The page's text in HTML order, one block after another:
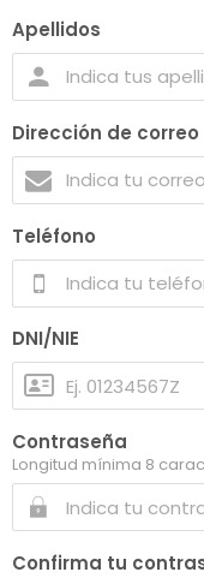
Apellidos
Dirección de
Teléfono
DNI/NIE
Contraseña
Longitud mínima 8
Confirma tu